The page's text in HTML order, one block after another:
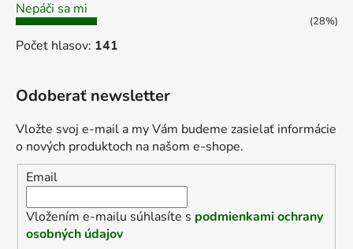
Nepáči sa mi
(28%)
Počet hlasov: 141
Odoberať newsletter
Vložte svoj e-mail a my Vám budeme zasielať informácie
o nových produktoch na našom e-shope.
Email
Vložením e-mailu súhlasíte s podmienkami ochrany
osobných údajov